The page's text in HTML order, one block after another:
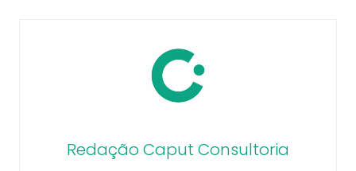
Redação Caput Consultoria